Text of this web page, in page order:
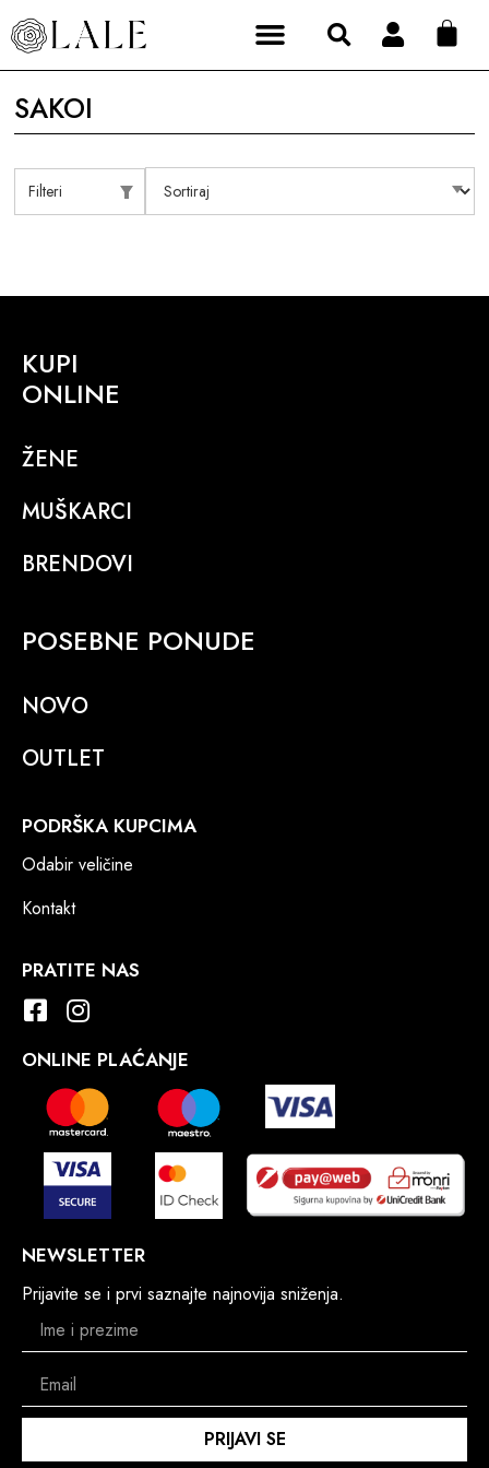
SAKOI
Filteri
KUPI
ONLINE
ŽENE
MUŠKARCI
BRENDOVI
POSEBNE PONUDE
NOVO
OUTLET
PODRŠKA KUPCIMA
Odabir veličine
Kontakt
PRATITE NAS
ONLINE PLAĆANJE
NEWSLETTER
Prijavite se i prvi saznajte najnovija sniženja.
PRIJAVI SE